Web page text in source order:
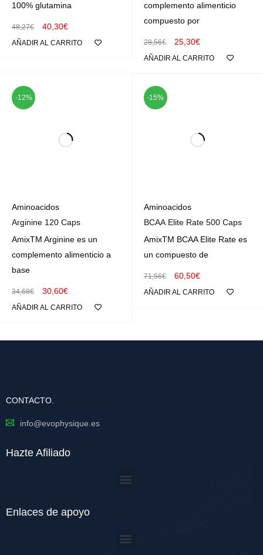
100% glutamina
48,27€ 40,30€
AÑADIR AL CARRITO
complemento alimenticio
compuesto por
28,56€ 25,30€
AÑADIR AL CARRITO
-12%
Aminoacidos
Arginine 120 Caps
AmixTM Arginine es un
complemento alimenticio a
base
34,68€ 30,60€
AÑADIR AL CARRITO
-15%
Aminoacidos
BCAA Elite Rate 500 Caps
AmixTM BCAA Elite Rate es
un compuesto de
71,56€ 60,50€
AÑADIR AL CARRITO
CONTACTO.
info@evophysique.es
Hazte Afiliado
Enlaces de apoyo